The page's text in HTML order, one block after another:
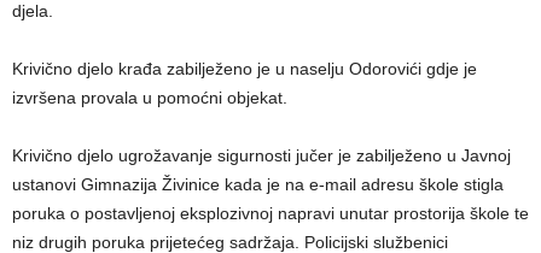
djela.
Krivično djelo krađa zabilježeno je u naselju Odorovići gdje je
izvršena provala u pomoćni objekat.
Krivično djelo ugrožavanje sigurnosti jučer je zabilježeno u Javnoj
ustanovi Gimnazija Živinice kada je na e-mail adresu škole stigla
poruka o postavljenoj eksplozivnoj napravi unutar prostorija škole te
niz drugih poruka prijetećeg sadržaja. Policijski službenici